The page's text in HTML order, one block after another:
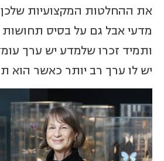
את ההחלטות המקצועיות
מדעי אבל גם על בסיס תחושות
ותמיד זכרו שלמדע יש ערך
יש לו ערך רב יותר כאשר הוא